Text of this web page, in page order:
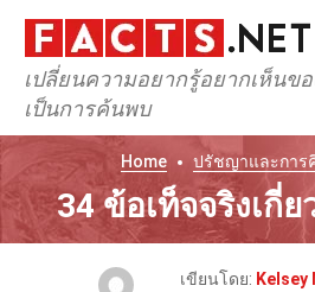
เปลี่ยนความอยากรู้อยากเห็นข
เป็นการค้นพบ
Home ปรัชญาและการ
34 ข้อเท็จจริงเกี่
เขียนโดย: Kelsey